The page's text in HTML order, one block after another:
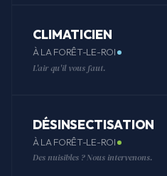
CLIMATICIEN
À LA FORÊT-LE-ROI
L'air qu'il vous faut.
DÉSINSECTISATION
À LA FORÊT-LE-ROI
Des nuisibles ? Nous intervenons.